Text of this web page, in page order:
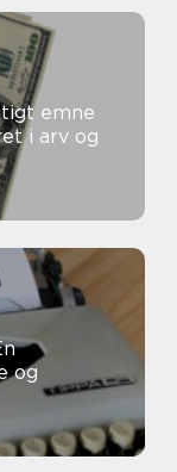
emne
i arv og
og